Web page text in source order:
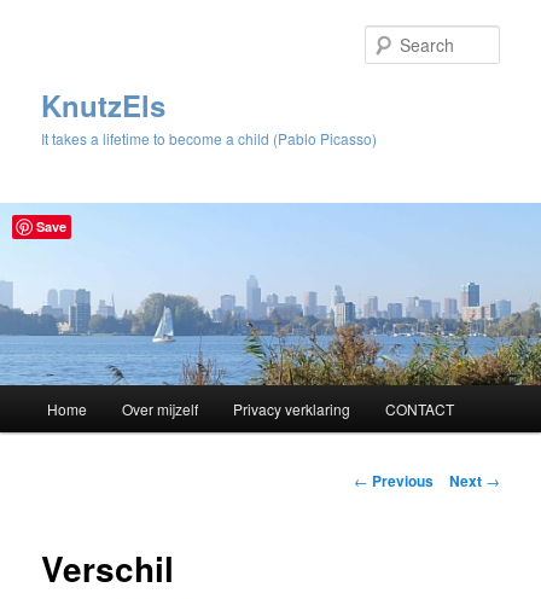
KnutzEls
It takes a lifetime to become a child (Pablo Picasso)
Skip
content
Home Over mijzelf Privacy verklaring CONTACT
Post
← Previous Next →
Verschil
Save